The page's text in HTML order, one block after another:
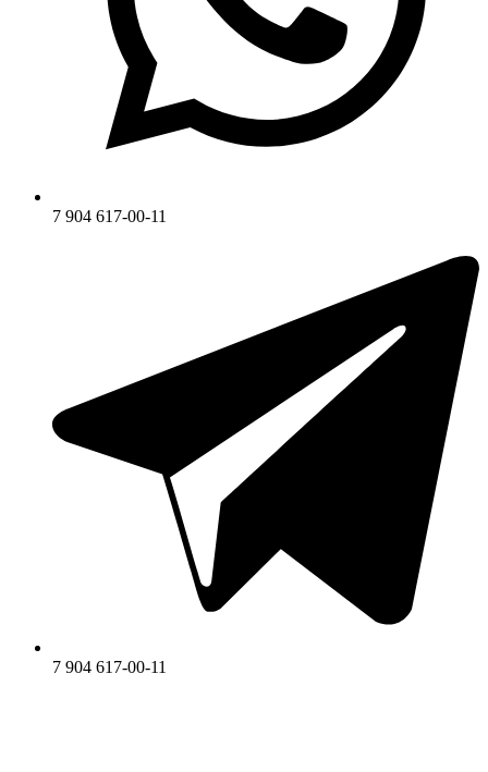
7 904 617-00-11
7 904 617-00-11